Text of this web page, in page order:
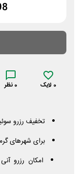
0 لایک 0 نظر
تخفیف رزرو
برای شهرهای
امکان رزرو